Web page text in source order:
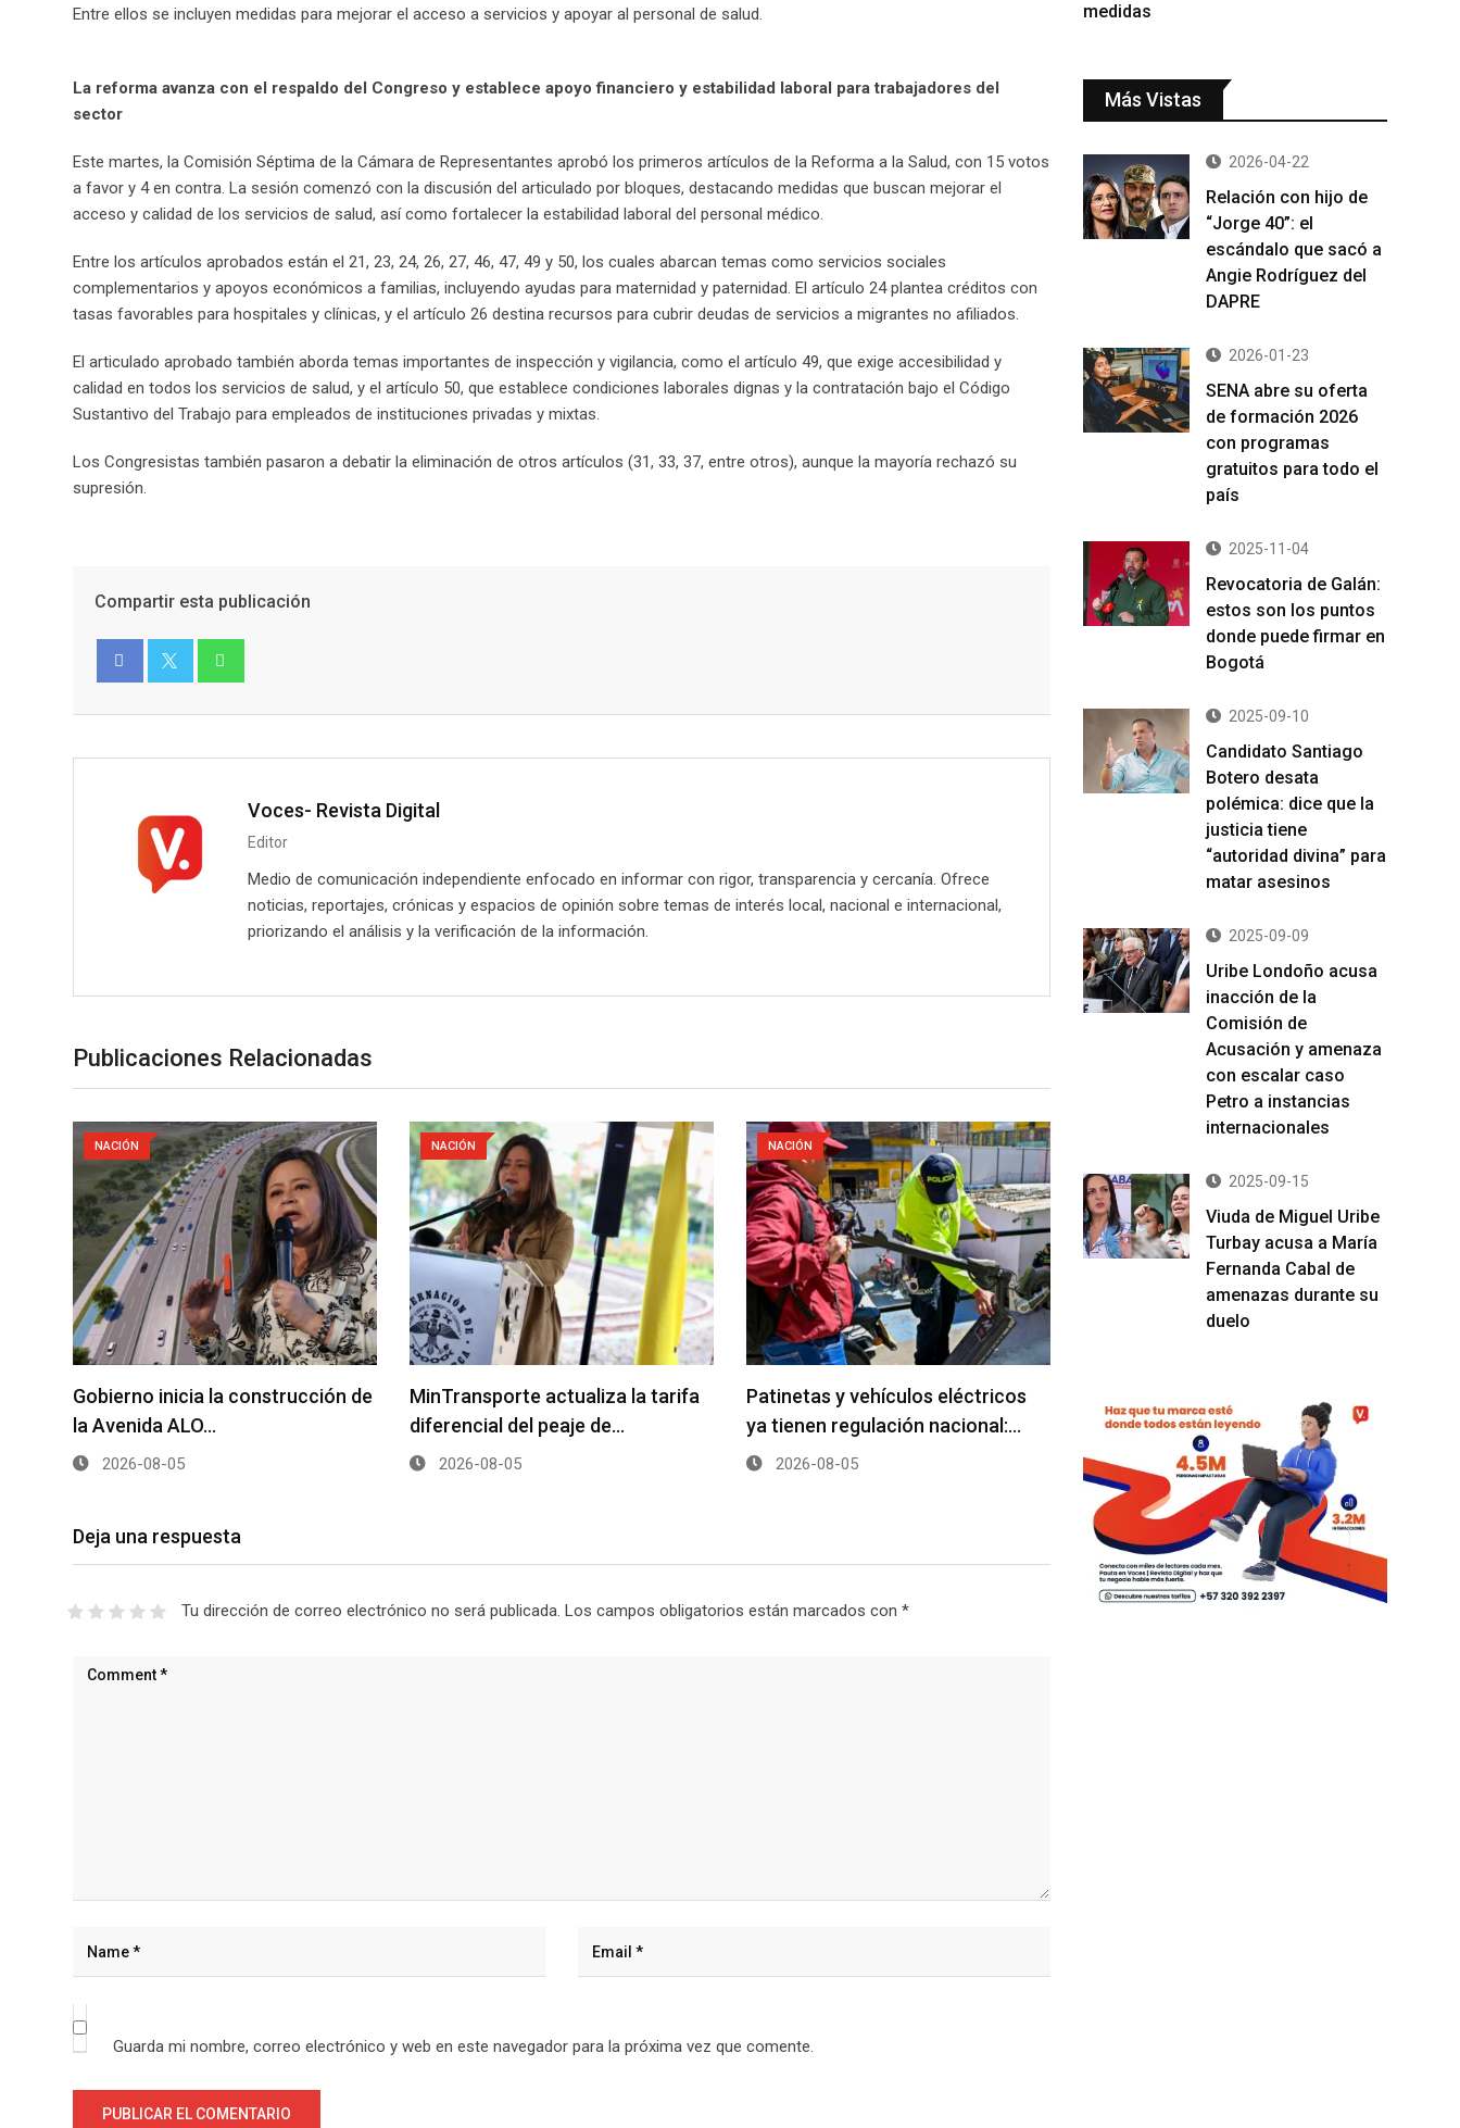
Entre ellos se incluyen medidas para mejorar el acceso a servicios y apoyar al personal de salud.
La reforma avanza con el respaldo del Congreso y establece apoyo financiero y estabilidad laboral para trabajadores del
sector
Este martes, la Comisión Séptima de la Cámara de Representantes aprobó los primeros artículos de la Reforma a la Salud, con 15 votos
a favor y 4 en contra. La sesión comenzó con la discusión del articulado por bloques, destacando medidas que buscan mejorar el
acceso y calidad de los servicios de salud, así como fortalecer la estabilidad laboral del personal médico.
Entre los artículos aprobados están el 21, 23, 24, 26, 27, 46, 47, 49 y 50, los cuales abarcan temas como servicios sociales
complementarios y apoyos económicos a familias, incluyendo ayudas para maternidad y paternidad. El artículo 24 plantea créditos con
tasas favorables para hospitales y clínicas, y el artículo 26 destina recursos para cubrir deudas de servicios a migrantes no afiliados.
El articulado aprobado también aborda temas importantes de inspección y vigilancia, como el artículo 49, que exige accesibilidad y
calidad en todos los servicios de salud, y el artículo 50, que establece condiciones laborales dignas y la contratación bajo el Código
Sustantivo del Trabajo para empleados de instituciones privadas y mixtas.
Los Congresistas también pasaron a debatir la eliminación de otros artículos (31, 33, 37, entre otros), aunque la mayoría rechazó su
supresión.
Compartir esta publicación
Voces- Revista Digital
Editor
Medio de comunicación independiente enfocado en informar con rigor, transparencia y cercanía. Ofrece
noticias, reportajes, crónicas y espacios de opinión sobre temas de interés local, nacional e internacional,
priorizando el análisis y la verificación de la información.
Publicaciones Relacionadas
NACIÓN
Gobierno inicia la construcción de
la Avenida ALO…
2026-08-05
NACIÓN
MinTransporte actualiza la tarifa
diferencial del peaje de…
2026-08-05
NACIÓN
Patinetas y vehículos eléctricos
ya tienen regulación nacional:…
2026-08-05
Deja una respuesta
Tu dirección de correo electrónico no será publicada. Los campos obligatorios están marcados con *
Guarda mi nombre, correo electrónico y web en este navegador para la próxima vez que comente.
medidas
Más Vistas
2026-04-22
Relación con hijo de
“Jorge 40”: el
escándalo que sacó a
Angie Rodríguez del
DAPRE
2026-01-23
SENA abre su oferta
de formación 2026
con programas
gratuitos para todo el
país
2025-11-04
Revocatoria de Galán:
estos son los puntos
donde puede firmar en
Bogotá
2025-09-10
Candidato Santiago
Botero desata
polémica: dice que la
justicia tiene
“autoridad divina” para
matar asesinos
2025-09-09
Uribe Londoño acusa
inacción de la
Comisión de
Acusación y amenaza
con escalar caso
Petro a instancias
internacionales
2025-09-15
Viuda de Miguel Uribe
Turbay acusa a María
Fernanda Cabal de
amenazas durante su
duelo